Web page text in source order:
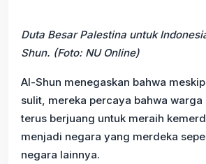
Duta Besar Palestina untuk
Shun. (Foto: NU Online)
Al-Shun menegaskan bahwa
sulit, mereka percaya bahwa warga
terus berjuang untuk meraih
menjadi negara yang merdeka
negara lainnya.